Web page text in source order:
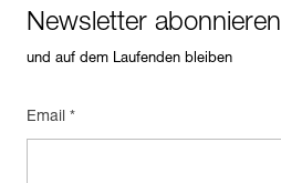
Newsletter abonnieren
und auf dem Laufenden bleiben
Email *